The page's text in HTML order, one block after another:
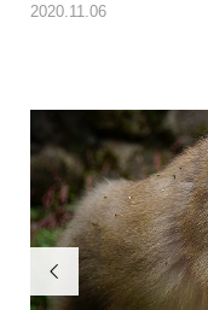
2020.11.06
